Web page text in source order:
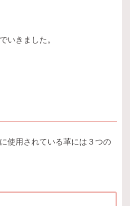
いきました。
使用されている革には３つの